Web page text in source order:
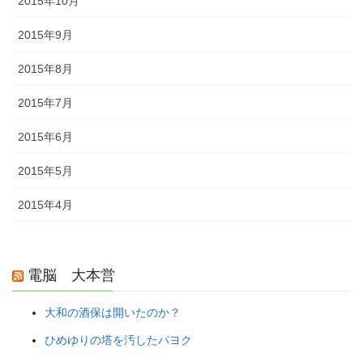
2015年9月
2015年8月
2015年7月
2015年6月
2015年5月
2015年4月
電脳 大本営
大和の酒保は開いたのか？
ひめゆりの塔を汚したパヨク